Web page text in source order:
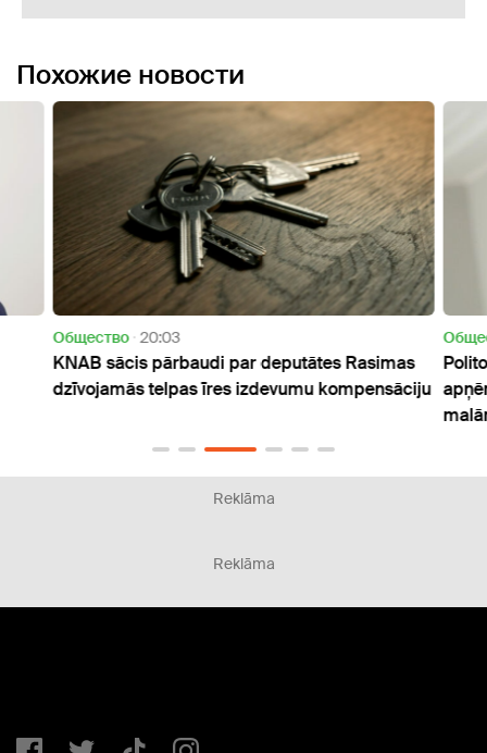
Похожие новости
Oбщество 20:03
KNAB sācis pārbaudi par deputātes Rasimas
dzīvojamās telpas īres izdevumu kompensāciju
Reklāma
Reklāma